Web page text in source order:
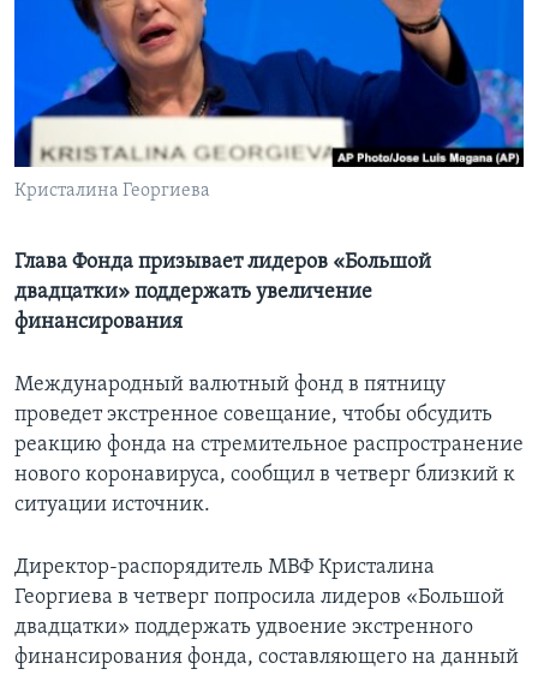
Learning English
СОЦИАЛЬНЫЕ СЕТИ
Кристалина Георгиева
Глава Фонда призывает лидеров «Большой
двадцатки» поддержать увеличение
финансирования
Международный валютный фонд в пятницу
проведет экстренное совещание, чтобы обсудить
реакцию фонда на стремительное распространение
нового коронавируса, сообщил в четверг близкий к
ситуации источник.
Директор-распорядитель МВФ Кристалина
Георгиева в четверг попросила лидеров «Большой
двадцатки» поддержать удвоение экстренного
финансирования фонда, составляющего на данный